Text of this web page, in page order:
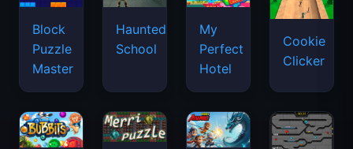
Block
Puzzle
Master
Haunted
School
My
Perfect
Hotel
Cookie
Clicker